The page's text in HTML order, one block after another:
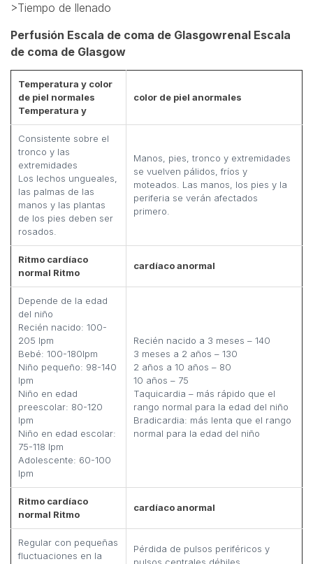
>Tiempo de llenado
Perfusión Escala de coma de Glasgowrenal Escala
de coma de Glasgow
Temperatura y color
de piel normales
Temperatura y
color de piel anormales
Consistente sobre el
tronco y las
extremidades
Los lechos ungueales,
las palmas de las
manos y las plantas
de los pies deben ser
rosados.
Manos, pies, tronco y extremidades
se vuelven pálidos, fríos y
moteados. Las manos, los pies y la
periferia se verán afectados
primero.
Ritmo cardíaco
normal Ritmo
cardíaco anormal
Depende de la edad
del niño
Recién nacido: 100-
205 lpm
Bebé: 100-180lpm
Niño pequeño: 98-140
lpm
Niño en edad
preescolar: 80-120
lpm
Niño en edad escolar:
75-118 lpm
Adolescente: 60-100
lpm
Recién nacido a 3 meses – 140
3 meses a 2 años – 130
2 años a 10 años – 80
10 años – 75
Taquicardia – más rápido que el
rango normal para la edad del niño
Bradicardia: más lenta que el rango
normal para la edad del niño
Ritmo cardíaco
normal Ritmo
cardíaco anormal
Regular con pequeñas
fluctuaciones en la
Pérdida de pulsos periféricos y